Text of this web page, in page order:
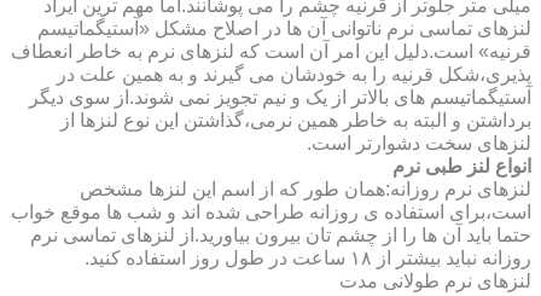
میلی متر جلوتر از قرنیه چشم را می پوشانند.اما مهم ترین ایراد
لنزهای تماسی نرم ناتوانی آن ها در اصلاح مشکل «آستیگماتیسم
قرنیه» است.دلیل این امر آن است که لنزهای نرم به خاطر انعطاف
پذیری،شکل قرنیه را به خودشان می گیرند و به همین علت در
آستیگماتیسم های بالاتر از یک و نیم تجویز نمی شوند.از سوی دیگر
برداشتن و البته به خاطر همین نرمی،گذاشتن این نوع لنزها از
لنزهای سخت دشوارتر است.
انواع لنز طبی نرم
لنزهای نرم روزانه:همان طور که از اسم این لنزها مشخص
است،برای استفاده ی روزانه طراحی شده اند و شب ها موقع خواب
حتما باید آن ها را از چشم تان بیرون بیاورید.از لنزهای تماسی نرم
روزانه نباید بیشتر از ۱۸ ساعت در طول روز استفاده کنید.
لنزهای نرم طولانی مدت